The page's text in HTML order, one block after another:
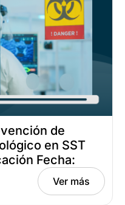
de
en SST
Fecha:
Ver más